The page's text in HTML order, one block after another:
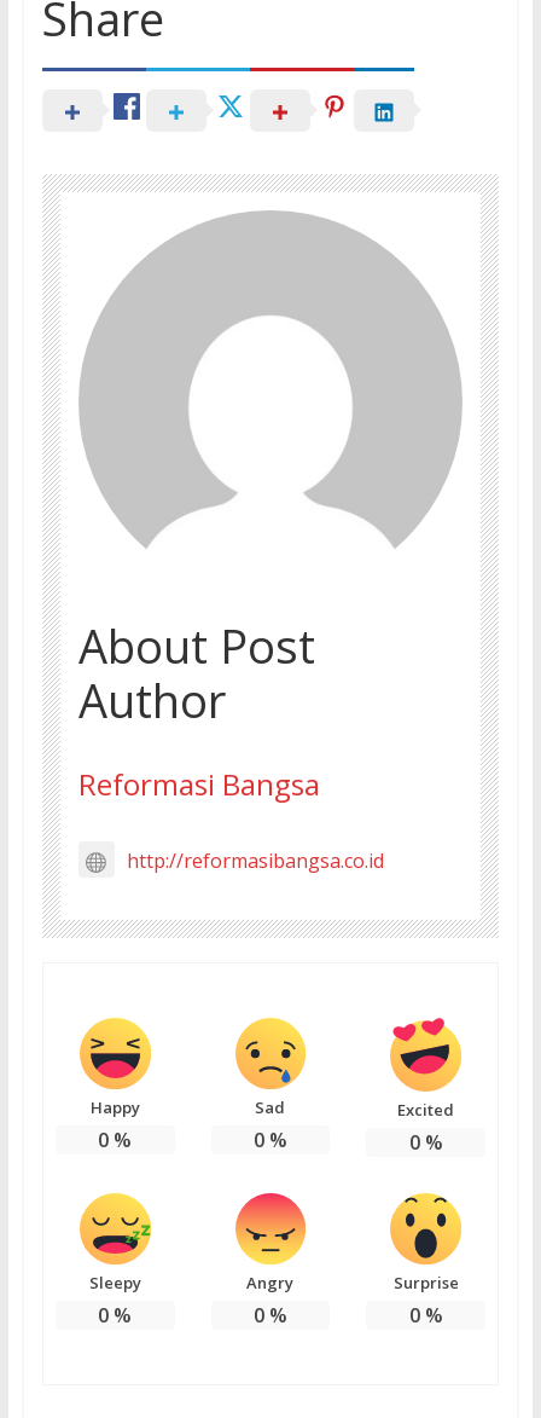
Share
About Post
Author
Reformasi Bangsa
http://reformasibangsa.co.id
Happy
0 %
Sad
0%
Excited
0%
Sleepy
0 %
Angry
0%
Surprise
0%